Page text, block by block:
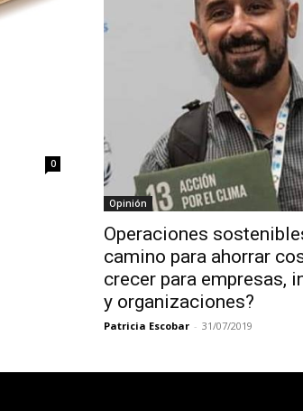
0
Opinión
Operaciones
camino para ahorrar
crecer para empresas,
y organizaciones?
Patricia Escobar - 31/07/2019